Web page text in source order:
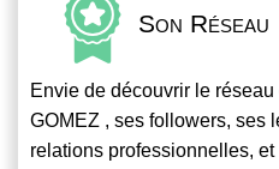
Son Réseau
Envie de découvrir le réseau
GOMEZ , ses followers, ses
relations professionnelles,